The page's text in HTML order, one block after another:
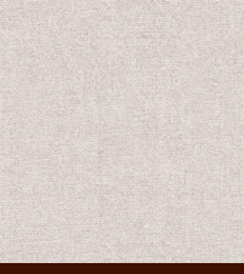
イヨネスコ
ウィリアムズ、T
オールビー
オニール
カワード